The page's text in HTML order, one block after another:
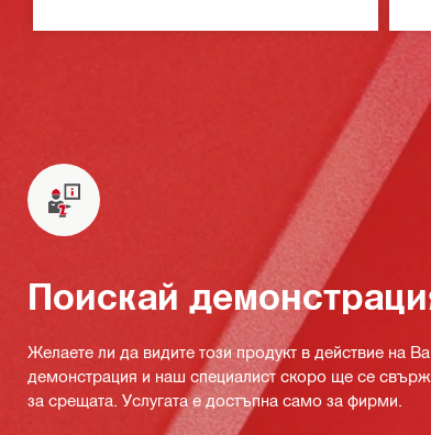
Поискай
Желаете ли да видите този продукт в действие на
демонстрация и наш специалист скоро ще се
за срещата. Услугата е достъпна само за фирми.